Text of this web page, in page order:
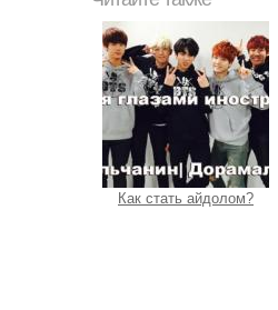
Как стать айдолом?